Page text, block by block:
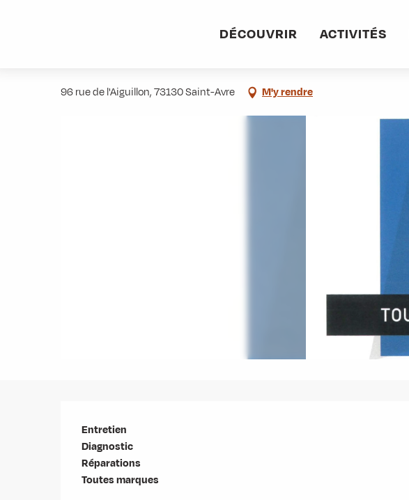
DÉCOUVRIR ACTIVITÉS
96 rue de l'Aiguillon, 73130 Saint-Avre M'y rendre
Description
Entretien
Diagnostic
Réparations
Toutes marques